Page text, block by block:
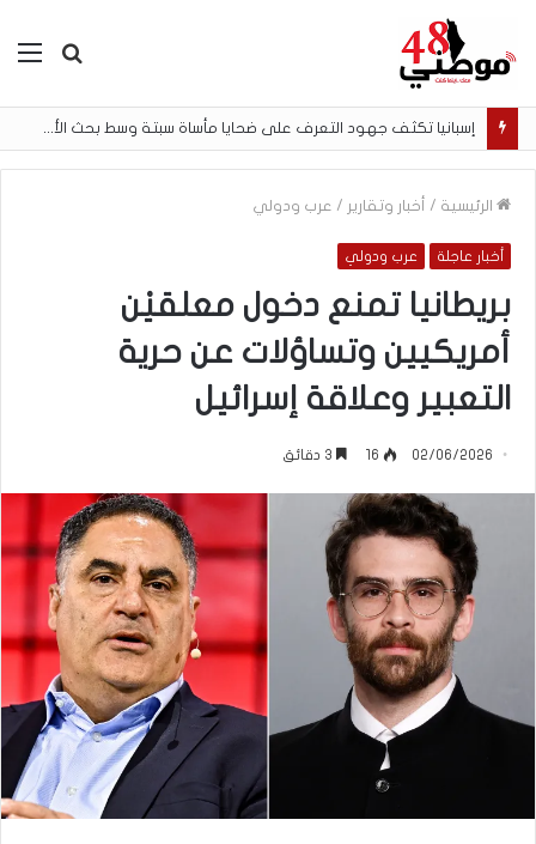
بحث
الرئيسية / أخبار وتقارير / عرب ودولي
أخبار عاجلة عرب ودولي
بريطانيا تمنع دخول معلقيْن
أمريكيين وتساؤلات عن حرية
التعبير وعلاقة إسرائيل
02/06/2026
16